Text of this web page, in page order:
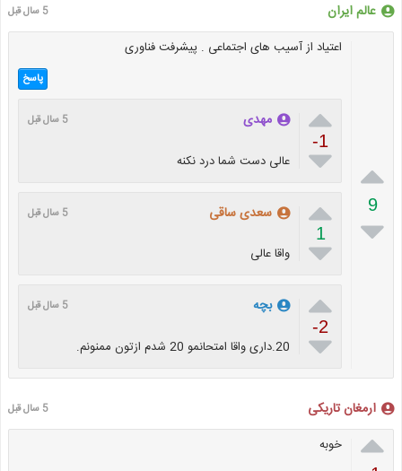
عالم ایران 5 سال قبل

9

اعتیاد از آسیب های اجتماعی . پیشرفت فناوری
پاسخ

-1

مهدی 5 سال قبل
عالی دست شما درد نکنه

1

سعدی ساقی 5 سال قبل
واقا عالی

-2

بچه 5 سال قبل
20.داری واقا امتحانمو 20 شدم ازتون ممنونم.
ارمغان تاریکی 5 سال قبل
 خوبه